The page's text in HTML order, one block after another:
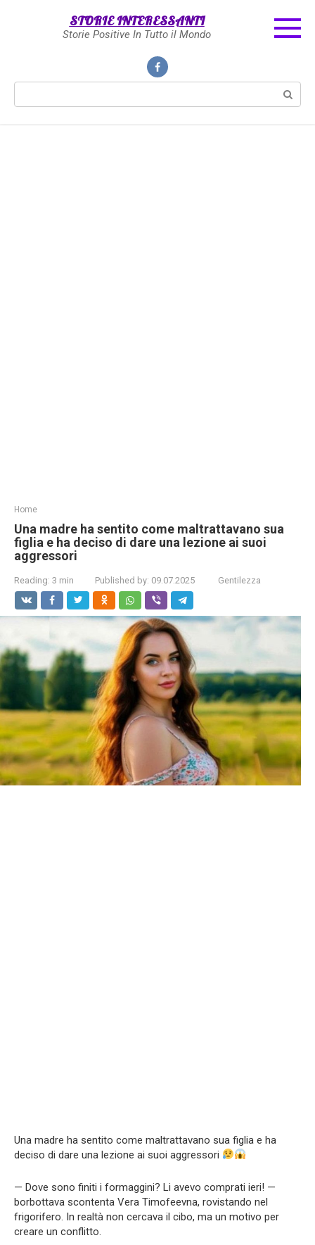
STORIE INTERESSANTI
Storie Positive In Tutto il Mondo
Home
Una madre ha sentito come maltrattavano sua
figlia e ha deciso di dare una lezione ai suoi
aggressori
Reading: 3 min Published by: 09.07.2025 Gentilezza
Una madre ha sentito come maltrattavano sua figlia e ha
deciso di dare una lezione ai suoi aggressori
— Dove sono finiti i formaggini? Li avevo comprati ieri! —
borbottava scontenta Vera Timofeevna, rovistando nel
frigorifero. In realtà non cercava il cibo, ma un motivo per
creare un conflitto.